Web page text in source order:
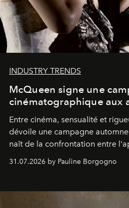
INDUSTRY TRENDS
McQueen signe une
cinématographique aux
Entre cinéma, sensualité et
dévoile une campagne
naît de la confrontation entre
31.07.2026 by Pauline Borgogno